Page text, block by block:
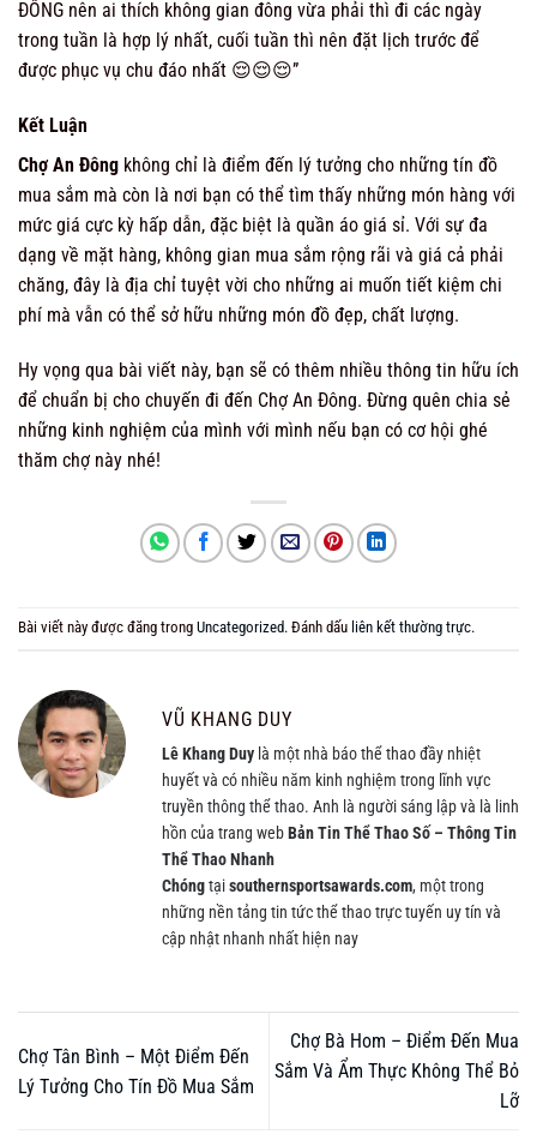
ĐÔNG nên ai thích không gian đông vừa phải thì đi các ngày
trong tuần là hợp lý nhất, cuối tuần thì nên đặt lịch trước để
được phục vụ chu đáo nhất 😌😌😌”
Kết Luận
Chợ An Đông không chỉ là điểm đến lý tưởng cho những tín đồ
mua sắm mà còn là nơi bạn có thể tìm thấy những món hàng với
mức giá cực kỳ hấp dẫn, đặc biệt là quần áo giá sỉ. Với sự đa
dạng về mặt hàng, không gian mua sắm rộng rãi và giá cả phải
chăng, đây là địa chỉ tuyệt vời cho những ai muốn tiết kiệm chi
phí mà vẫn có thể sở hữu những món đồ đẹp, chất lượng.
Hy vọng qua bài viết này, bạn sẽ có thêm nhiều thông tin hữu ích
để chuẩn bị cho chuyến đi đến Chợ An Đông. Đừng quên chia sẻ
những kinh nghiệm của mình với mình nếu bạn có cơ hội ghé
thăm chợ này nhé!
Bài viết này được đăng trong Uncategorized. Đánh dấu liên kết thường trực.
VŨ KHANG DUY
Lê Khang Duy là một nhà báo thể thao đầy nhiệt
huyết và có nhiều năm kinh nghiệm trong lĩnh vực
truyền thông thể thao. Anh là người sáng lập và là linh
hồn của trang webBản Tin Thể Thao Số – Thông Tin
Thể Thao Nhanh
Chóngtạisouthernsportsawards.com, một trong
những nền tảng tin tức thể thao trực tuyến uy tín và
cập nhật nhanh nhất hiện nay
Chợ Tân Bình – Một Điểm Đến
Lý Tưởng Cho Tín Đồ Mua Sắm
Chợ Bà Hom – Điểm Đến Mua
Sắm Và Ẩm Thực Không Thể Bỏ
Lỡ